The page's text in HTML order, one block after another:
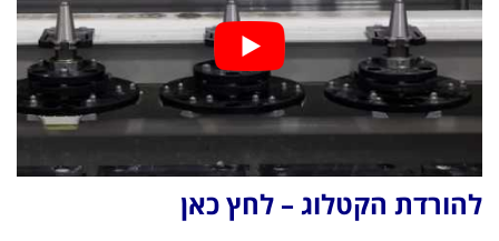
להורדת הקטלוג – לחץ כאן